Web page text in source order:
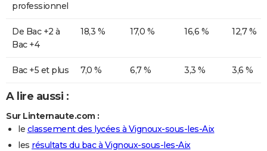
professionnel
De Bac +2 à
Bac +4
18,3 % 17,0 % 16,6 % 12,7 %
Bac +5 et plus 7,0 % 6,7 % 3,3 % 3,6 %
A lire aussi :
Sur Linternaute.com :
le classement des lycées à Vignoux-sous-les-Aix
les résultats du bac à Vignoux-sous-les-Aix